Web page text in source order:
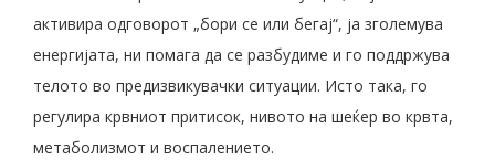
активира одговорот „бори се или бегај“, ја зголемува
енергијата, ни помага да се разбудиме и го поддржува
телото во предизвикувачки ситуации. Исто така, го
регулира крвниот притисок, нивото на шеќер во крвта,
метаболизмот и воспалението.